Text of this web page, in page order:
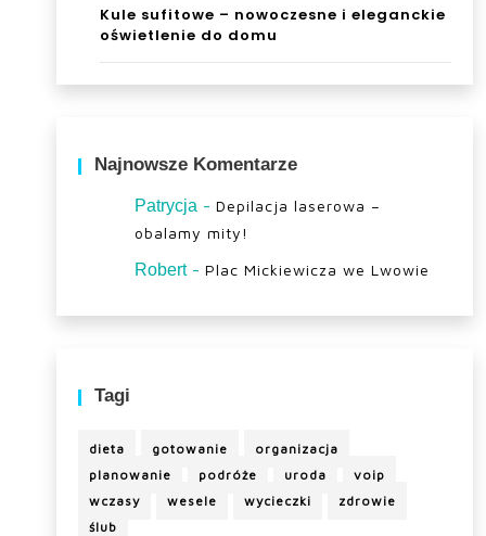
Kule sufitowe – nowoczesne i eleganckie
oświetlenie do domu
Najnowsze Komentarze
Patrycja - Depilacja laserowa –
obalamy mity!
Robert- Plac Mickiewicza we Lwowie
Tagi
dieta gotowanie
organizacja
planowanie
podróże uroda
voip
wczasy
wesele wycieczki
zdrowie
ślub